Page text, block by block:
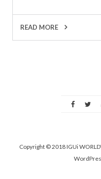
READ MORE
Copyright © 2018 IGUi